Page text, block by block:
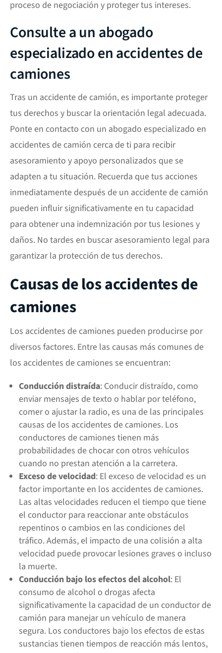
proceso de negociación y proteger tus intereses.
Consulte a un abogado
especializado en accidentes de
camiones
Tras un accidente de camión, es importante proteger
tus derechos y buscar la orientación legal adecuada.
Ponte en contacto con un abogado especializado en
accidentes de camión cerca de ti para recibir
asesoramiento y apoyo personalizados que se
adapten a tu situación. Recuerda que tus acciones
inmediatamente después de un accidente de camión
pueden influir significativamente en tu capacidad
para obtener una indemnización por tus lesiones y
daños. No tardes en buscar asesoramiento legal para
garantizar la protección de tus derechos.
Causas de los accidentes de
camiones
Los accidentes de camiones pueden producirse por
diversos factores. Entre las causas más comunes de
los accidentes de camiones se encuentran:
Conducción distraída: Conducir distraído, como
enviar mensajes de texto o hablar por teléfono,
comer o ajustar la radio, es una de las principales
causas de los accidentes de camiones. Los
conductores de camiones tienen más
probabilidades de chocar con otros vehículos
cuando no prestan atención a la carretera.
Exceso de velocidad: El exceso de velocidad es un
factor importante en los accidentes de camiones.
Las altas velocidades reducen el tiempo que tiene
el conductor para reaccionar ante obstáculos
repentinos o cambios en las condiciones del
tráfico. Además, el impacto de una colisión a alta
velocidad puede provocar lesiones graves o incluso
la muerte.
Conducción bajo los efectos del alcohol: El
consumo de alcohol o drogas afecta
significativamente la capacidad de un conductor de
camión para manejar un vehículo de manera
segura. Los conductores bajo los efectos de estas
sustancias tienen tiempos de reacción más lentos,